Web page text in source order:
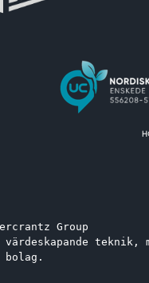
Group
värdeskapande
bolag.